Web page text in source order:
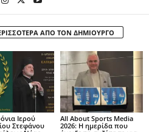
ΑΠΟ ΤΟΝ ΔΗΜΙΟΥΡΓΟ
Ιερού
Στεφάνου
All About Sports Media
2026: Η ημερίδα που